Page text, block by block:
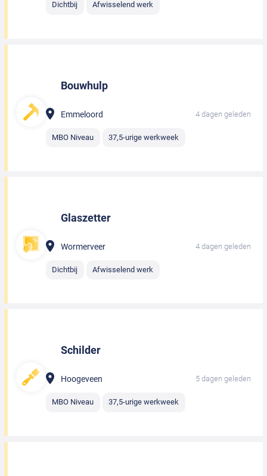
Dichtbij Afwisselend werk
Bouwhulp
Emmeloord 4 dagen geleden
MBO Niveau 37,5-urige werkweek
Glaszetter
Wormerveer 4 dagen geleden
Dichtbij Afwisselend werk
Schilder
Hoogeveen 5 dagen geleden
MBO Niveau 37,5-urige werkweek